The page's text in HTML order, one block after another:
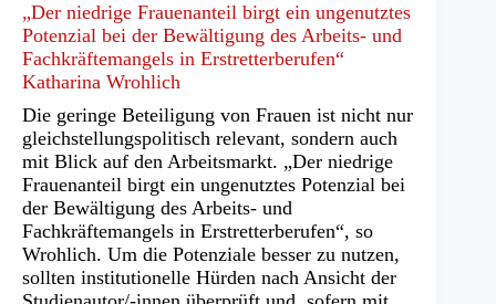
„Der niedrige Frauenanteil birgt ein ungenutztes
Potenzial bei der Bewältigung des Arbeits- und
Fachkräftemangels in Erstretterberufen“
Katharina Wrohlich
Die geringe Beteiligung von Frauen ist nicht nur
gleichstellungspolitisch relevant, sondern auch
mit Blick auf den Arbeitsmarkt. „Der niedrige
Frauenanteil birgt ein ungenutztes Potenzial bei
der Bewältigung des Arbeits- und
Fachkräftemangels in Erstretterberufen“, so
Wrohlich. Um die Potenziale besser zu nutzen,
sollten institutionelle Hürden nach Ansicht der